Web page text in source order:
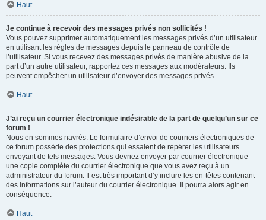
Haut
Je continue à recevoir des messages privés non sollicités !
Vous pouvez supprimer automatiquement les messages privés d’un utilisateur
en utilisant les règles de messages depuis le panneau de contrôle de
l’utilisateur. Si vous recevez des messages privés de manière abusive de la
part d’un autre utilisateur, rapportez ces messages aux modérateurs. Ils
peuvent empêcher un utilisateur d’envoyer des messages privés.
Haut
J’ai reçu un courrier électronique indésirable de la part de quelqu’un sur ce
forum !
Nous en sommes navrés. Le formulaire d’envoi de courriers électroniques de
ce forum possède des protections qui essaient de repérer les utilisateurs
envoyant de tels messages. Vous devriez envoyer par courrier électronique
une copie complète du courrier électronique que vous avez reçu à un
administrateur du forum. Il est très important d’y inclure les en-têtes contenant
des informations sur l’auteur du courrier électronique. Il pourra alors agir en
conséquence.
Haut